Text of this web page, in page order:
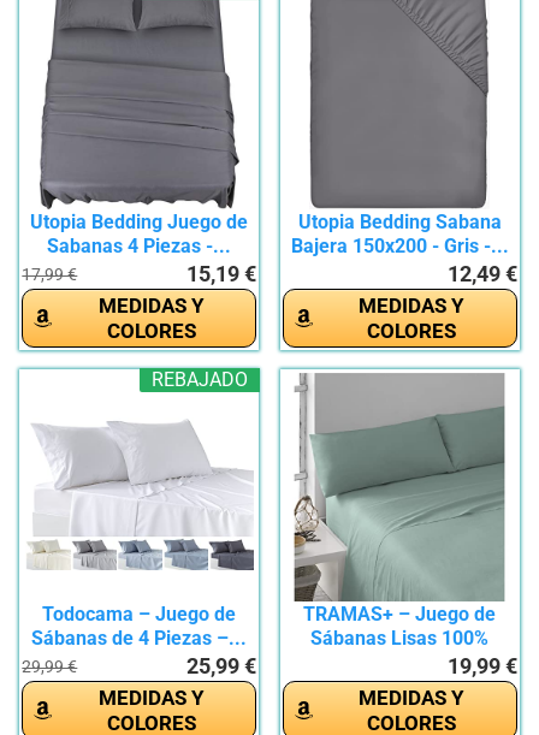
Utopia Bedding Juego de
Sabanas 4 Piezas -...
17,99 € 15,19 €
MEDIDAS Y
COLORES
Utopia Bedding Sabana
Bajera 150x200 - Gris -...
12,49 €
MEDIDAS Y
COLORES
REBAJADO
Todocama – Juego de
Sábanas de 4 Piezas –...
29,99 € 25,99 €
MEDIDAS Y
COLORES
TRAMAS+ – Juego de
Sábanas Lisas 100%
19,99 €
MEDIDAS Y
COLORES